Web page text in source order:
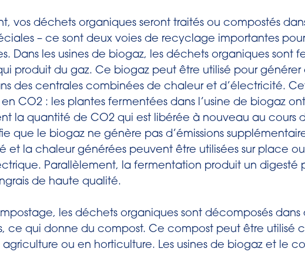
vos déchets organiques seront traités ou compostés
– ce sont deux voies de recyclage importantes
Dans les usines de biogaz, les déchets organiques sont
produit du gaz. Ce biogaz peut être utilisé pour générer
des centrales combinées de chaleur et d’électricité.
CO2 : les plantes fermentées dans l’usine de biogaz
la quantité de CO2 qui est libérée à nouveau au cours
que le biogaz ne génère pas d’émissions
et la chaleur générées peuvent être utilisées sur place
Parallèlement, la fermentation produit un digesté
de haute qualité.
les déchets organiques sont décomposés dans
ce qui donne du compost. Ce compost peut être utilisé
agriculture ou en horticulture. Les usines de biogaz et le